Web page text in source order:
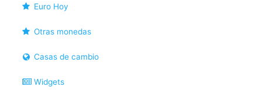
Euro Hoy
Otras monedas
Casas de cambio
Widgets